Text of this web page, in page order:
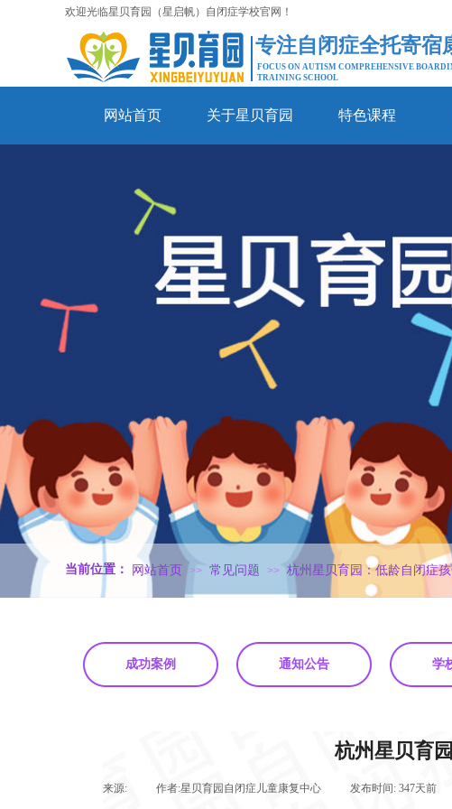
欢迎光临星贝育园（星启帆）自闭症学校官网！
FOCUS ON AUTISM COMPREHENSIVE
TRAINING SCHOOL
网站首页 关于星贝育园 特色课程
专注自闭症全托寄宿
网站首页 >> 常见问题 >> 杭州星贝育园：低龄自闭症
当前位置：
成功案例 通知公告 学
杭州星贝育
来源: 作者:星贝育园自闭症儿童康复中心 发布时间: 347天前